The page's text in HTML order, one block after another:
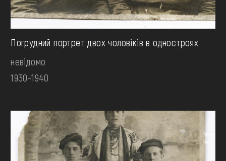
Погрудний портрет двох чоловіків в одностроях
невідомо
1930-1940